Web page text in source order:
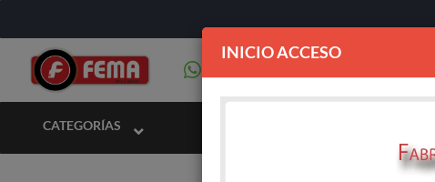
CATEGORÍAS
INICIO ACCESO